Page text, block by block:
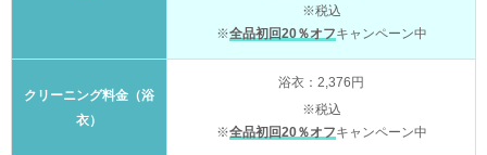
※税込
※全品初回20％オフキャンペーン中
クリーニング料金（浴
衣）
浴衣：2,376円
※税込
※全品初回20％オフキャンペーン中